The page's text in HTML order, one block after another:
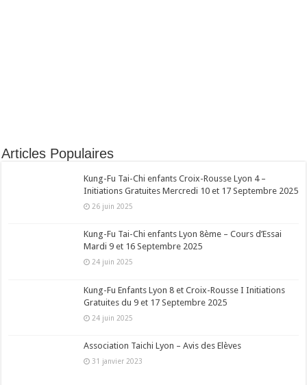
Articles Populaires
Kung-Fu Tai-Chi enfants Croix-Rousse Lyon 4 –
Initiations Gratuites Mercredi 10 et 17 Septembre 2025
26 juin 2025
Kung-Fu Tai-Chi enfants Lyon 8ème – Cours d’Essai
Mardi 9 et 16 Septembre 2025
24 juin 2025
Kung-Fu Enfants Lyon 8 et Croix-Rousse I Initiations
Gratuites du 9 et 17 Septembre 2025
24 juin 2025
Association Taichi Lyon – Avis des Elèves
31 janvier 2023